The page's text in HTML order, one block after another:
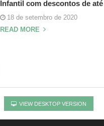
Infantil com descontos de até
18 de setembro de 2020
READ MORE
VIEW DESKTOP VERSION